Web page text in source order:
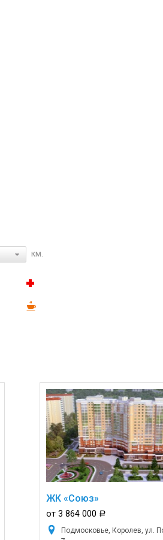
КМ.
ЖК «Союз»
от 3 864 000 a
Подмосковье, Королев, ул.